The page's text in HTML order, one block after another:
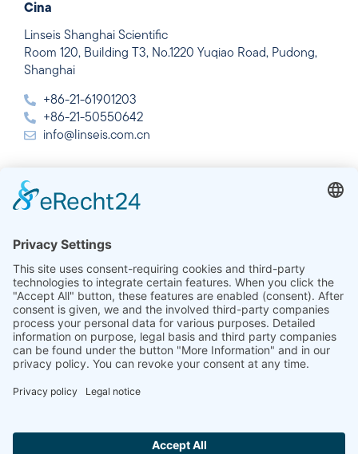
Cina
Linseis Shanghai Scientific
Room 120, Building T3, No.1220 Yuqiao Road, Pudong,
Shanghai
+86-21-61901203
+86-21-50550642
info@linseis.com.cn
India
Plot 65, 2nd Floor, Sai Enclave,
+91-11-42883851
sales@linseis.in